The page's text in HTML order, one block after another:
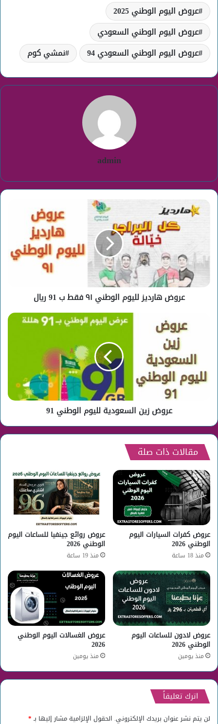
عروض اليوم الوطني 2025
عروض اليوم الوطني السعودي
عروض اليوم الوطني السعودي 94
نمشي كوم
admin
عروض
هارديز
فقط
ريال
عروض هارديز لليوم الوطني ٩١ فقط ب 91 ريال
الوطني
91
عروض زين السعودية لليوم الوطني 91
مقالات ذات صلة
عروض كفرات السيارات اليوم
الوطني 2026
منذ 18 ساعة
عروض روائع جينفيا للساعات اليوم
الوطني 2026
منذ 19 ساعة
عروض لادون للساعات اليوم
الوطني 2026
منذ يومين
عروض الغسالات اليوم الوطني
2026
منذ يومين
اترك تعليقاً
لن يتم نشر عنوان بريدك الإلكتروني. الحقول الإلزامية مشار إليها بـ*